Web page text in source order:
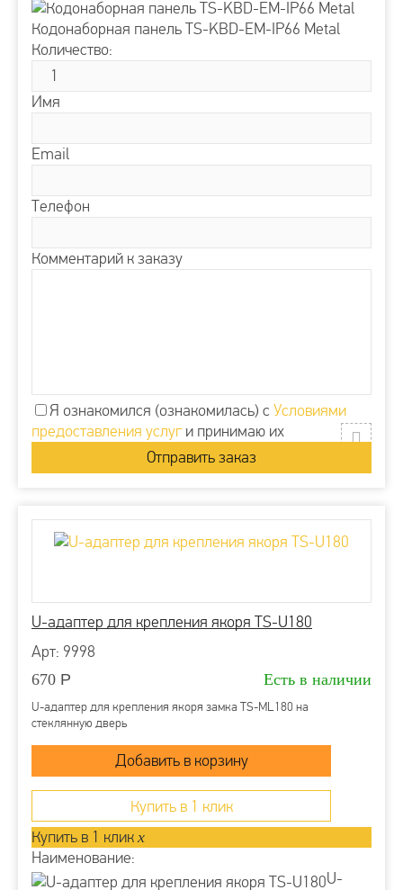
Кодонаборная панель TS-KBD-EM-IP66 Metal
Количество:
Имя
Email
Телефон
Комментарий к заказу
Я ознакомился (ознакомилась) с Условиями
предоставления услуги принимаю их
U-адаптер для крепления якоря TS-U180
Арт: 9998
670 Р Есть в наличии
U-адаптер для крепления якоря замка TS-ML180 на
стеклянную дверь
Купить в 1 клик
Купить в 1 клик x
Наименование:
U-